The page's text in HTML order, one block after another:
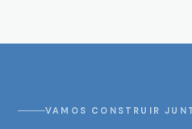
VAMOS CONSTRUIR